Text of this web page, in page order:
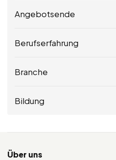
Angebotsende
Berufserfahrung
Branche
Bildung
Über uns